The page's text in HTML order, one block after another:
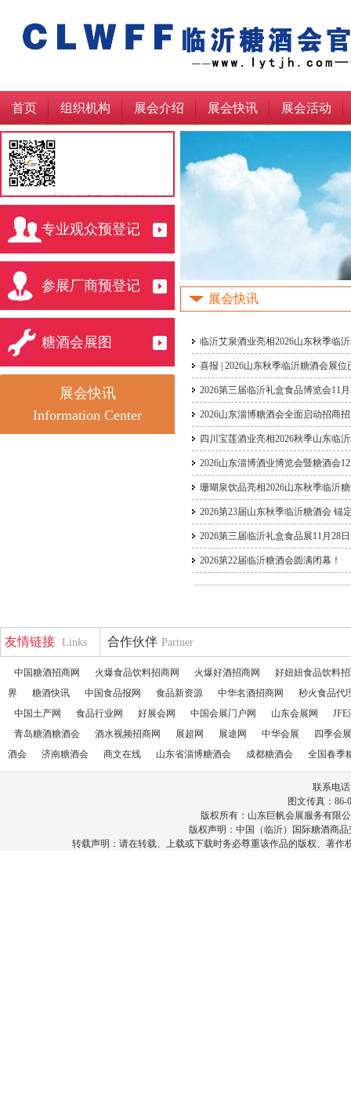
首页 组织机构 展会介绍 展会快讯 展会活动
临沂糖酒会官网，北方糖酒会会
请展商观众点此收藏
专业观众预登记
参展厂商预登记
糖酒会展图
展会快讯
Information Center
展会快讯
临沂艾泉酒业亮相2026山东秋季临
喜报 | 2026山东秋季临沂糖酒会展位
2026第三届临沂礼盒食品博览会11
2026山东淄博糖酒会全面启动招商
四川宝莲酒业亮相2026秋季山东临
2026山东淄博酒业博览会暨糖酒会
珊瑚泉饮品亮相2026山东秋季临沂
2026第23届山东秋季临沂糖酒会 锚
2026第三届临沂礼盒食品展11月28
2026第22届临沂糖酒会圆满闭幕！
友情链接 Links 合作伙伴 Partner
中国糖酒招商网 火爆食品饮料招商网 火爆好酒招商网
好妞妞食品饮料
界
糖酒快讯 中国食品报网 食品新资源 中华名酒招商网
秒火食品代
中国土产网
食品行业网 好展会网 中国会展门户网 山东会展网
青岛糖酒糖酒会
酒水视频招商网 展超网 展途网 中华会展
四季会
酒会
济南糖酒会 商文在线 山东省淄博糖酒会 成都糖酒会 全国春季
联系电话
图文传真：86-
版权所有：山东巨帆会展服务有限
版权声明：中国（临沂）国际糖酒商
转载声明：请在转载、上载或下载时务必尊重该作品的版权、著